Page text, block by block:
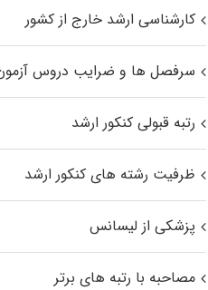
کارشناسی ارشد خارج از کشور
سرفصل ها و ضرایب دروس
رتبه قبولی کنکور ارشد
ظرفیت رشته های کنکور ارشد
پزشکی از لیسانس
مصاحبه با رتبه های برتر